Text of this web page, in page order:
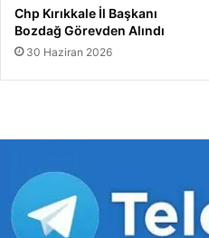
Chp Kırıkkale İl Başkanı
Bozdağ Görevden Alındı
30 Haziran 2026